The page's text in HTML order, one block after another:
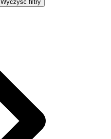
Wyczyść filtry